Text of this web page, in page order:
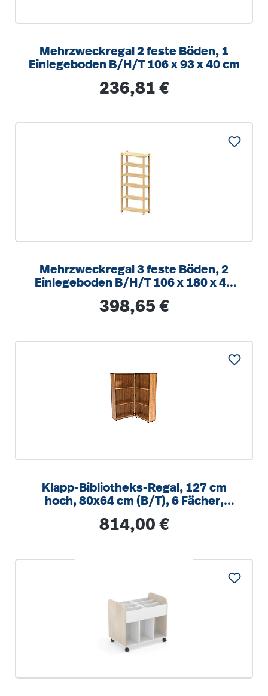
Mehrzweckregal 2 feste Böden, 1
Einlegeboden B/H/T 106 x 93 x 40 cm
Regulärer Preis:
236,81 €
Mehrzweckregal 3 feste Böden, 2
Einlegeboden B/H/T 106 x 180 x 40
Regulärer Preis:
398,65 €
Klapp-Bibliotheks-Regal, 127 cm
hoch, 80x64 cm (B/T), 6 Fächer,
Regulärer Preis:
814,00 €